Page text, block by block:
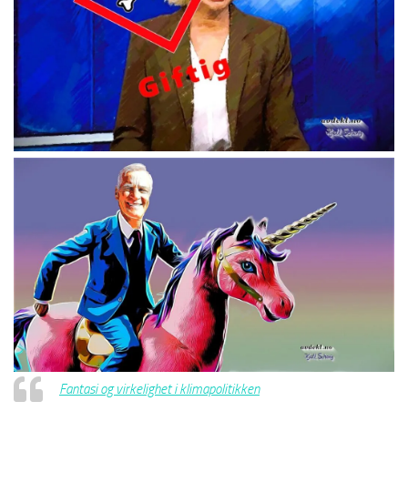
Fantasi og virkelighet i klimapolitikken